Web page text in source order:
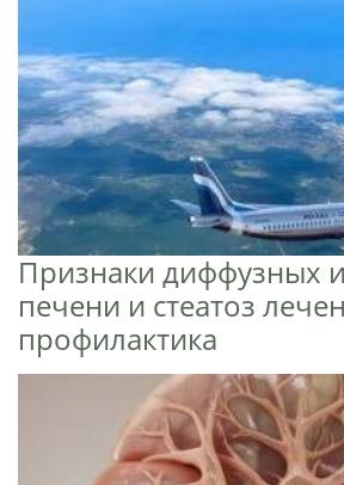
Признаки диффузных
печени и стеатоз
профилактика